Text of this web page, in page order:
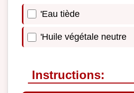
'Eau tiède
'Huile végétale neutre
Instructions: